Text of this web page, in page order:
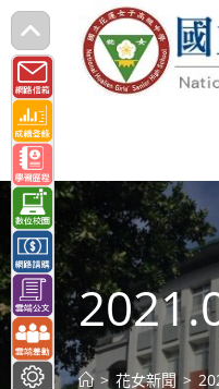
跳
轉
至
主
要
內
容
> 花女新聞 >